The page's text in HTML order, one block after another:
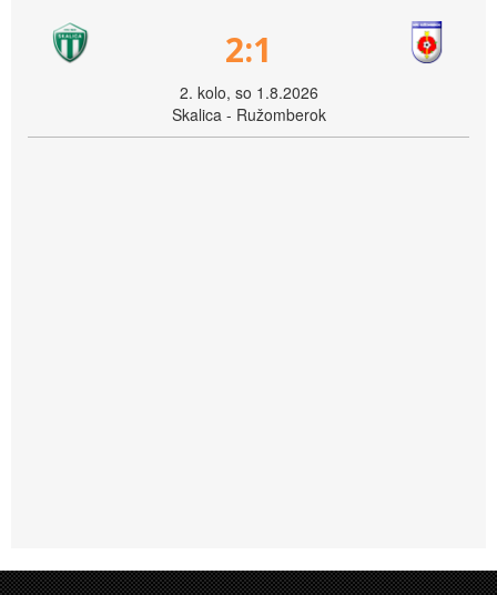
2:1
2. kolo, so 1.8.2026
Skalica - Ružomberok